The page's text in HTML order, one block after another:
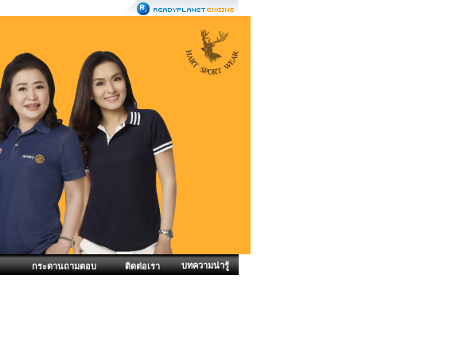
กระดานถามตอบ ติดต่อเรา บทความน่ารู้